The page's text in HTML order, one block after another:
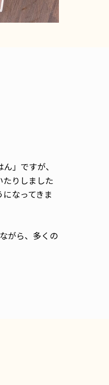
」ですが、
たりしました
なってきま
がら、多くの